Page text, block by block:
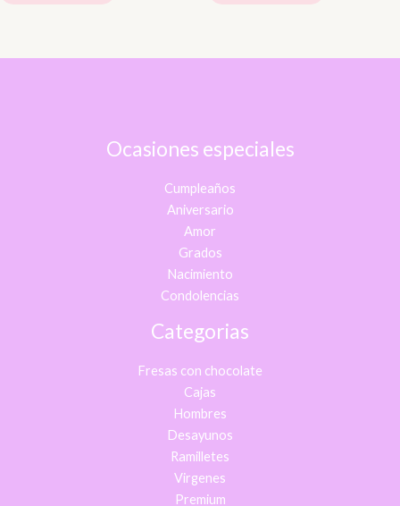
Ocasiones especiales
Cumpleaños
Aniversario
Amor
Grados
Nacimiento
Condolencias
Categorias
Fresas con chocolate
Cajas
Hombres
Desayunos
Ramilletes
Virgenes
Premium